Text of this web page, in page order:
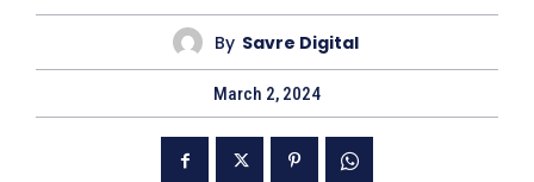
By Savre Digital
March 2, 2024